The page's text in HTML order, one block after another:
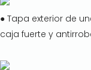
● Tapa exterior de
caja fuerte y